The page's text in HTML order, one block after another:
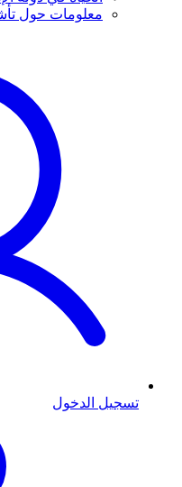
معلومات حول
تسجيل الدخول